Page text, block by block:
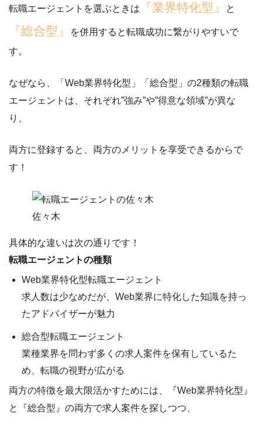
転職エージェントを選ぶときは 『業界特化型』 と
『総合型』
を併用すると転職成功に繋がりやすいで
す。
なぜなら、「Web業界特化型」「総合型」の2種類の転職
エージェントは、それぞれ”強み”や”得意な領域”が異な
り、
両方に登録すると、両方のメリットを享受できるからで
す！
佐々木
具体的な違いは次の通りです！
転職エージェントの種類
Web業界特化型転職エージェント
求人数は少なめだが、Web業界に特化した知識を持っ
たアドバイザーが魅力
総合型転職エージェント
業種業界を問わず多くの求人案件を保有しているた
め、転職の視野が広がる
両方の特徴を最大限活かすためには、
『Web業界特化型』
と『総合型』の両方で求人案件を探しつつ、